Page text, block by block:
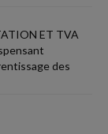
ET TVA
des